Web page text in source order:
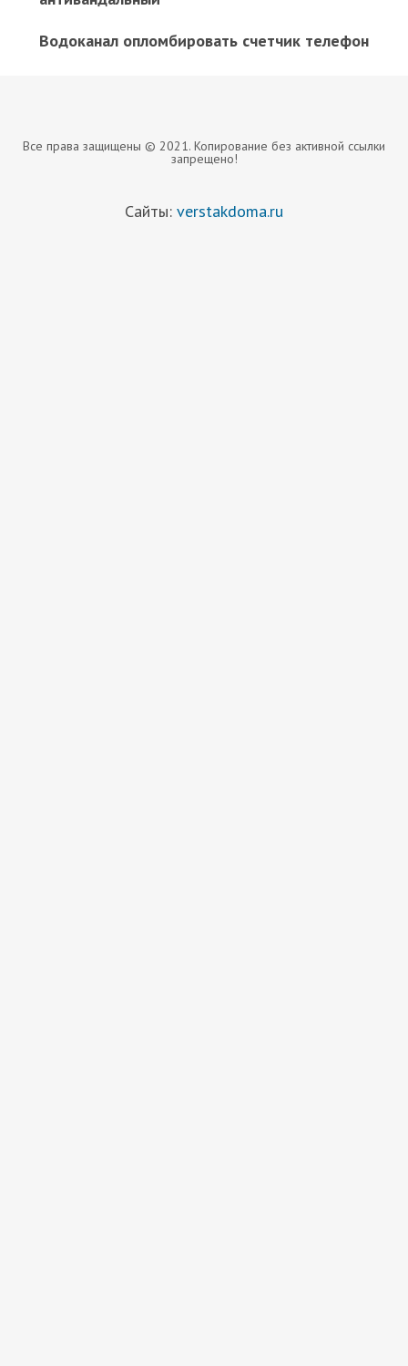
Водоканал опломбировать счетчик телефон
Все права защищены © 2021. Копирование без активной ссылки
запрещено!
Сайты: verstakdoma.ru